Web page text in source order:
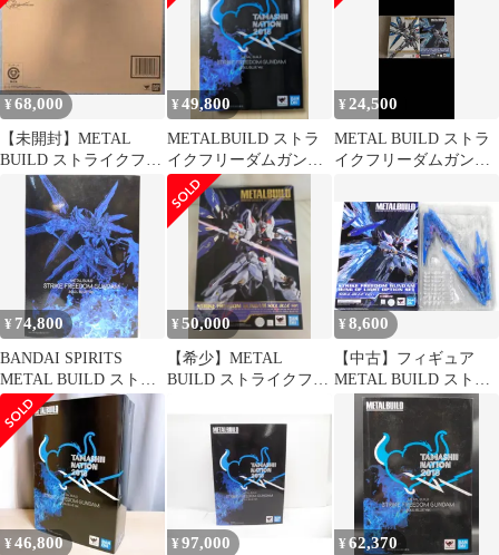
ット SOUL BLUE Ver.
機動戦士ガンダム フィ
ギュア
【109051385001】
¥68,000
【未開封】METAL
BUILD ストライクフリ
ーダムガンダムSOUL
BLUE
¥49,800
METALBUILD ストラ
イクフリーダムガンダ
ム SOUL BLUE ver
¥ 24,500
METAL BUILD ストラ
イクフリーダムガンダ
¥ 74,800
BANDAI SPIRITS
METAL BUILD ストラ
イクフリーダムガンダ
ム SOUL BLUE Ver
¥50,000
【希少】METAL
BUILD ストライクフリ
¥8,600
【中古】フィギュア
METAL BUILD ストラ
イクフリーダムガンダ
ム 光の翼オプションセ
ット SOUL BLUE Ver.
「機動戦士ガンダム
SEED DESTINY」 魂ウ
ェブ商店限定
¥46,800 ¥ 97,000 ¥62,370